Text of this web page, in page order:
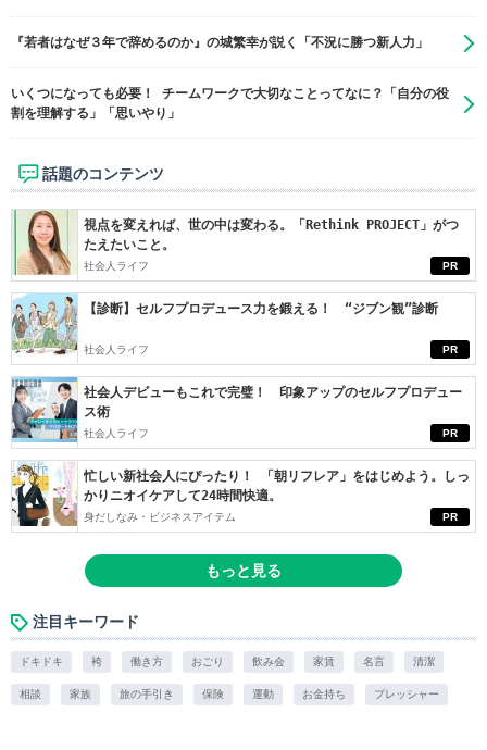
『若者はなぜ３年で辞めるのか』の城繁幸が説く「不況に勝つ新人力」
いくつになっても必要！ チームワークで大切なことってなに？「自分の役
割を理解する」「思いやり」
話題のコンテンツ
PR
視点を変えれば、世の中は変わる。「Rethink PROJECT」がつ
たえたいこと。
社会人ライフ
PR
【診断】セルフプロデュース力を鍛える！ “ジブン観”診断
社会人ライフ
PR
社会人デビューもこれで完璧！ 印象アップのセルフプロデュー
ス術
社会人ライフ
PR
忙しい新社会人にぴったり！ 「朝リフレア」をはじめよう。しっ
かりニオイケアして24時間快適。
身だしなみ・ビジネスアイテム
もっと見る
注目キーワード
ドキドキ 袴 働き方 おごり 飲み会 家賃 名言 清潔
相談 家族 旅の手引き 保険 運動 お金持ち プレッシャー